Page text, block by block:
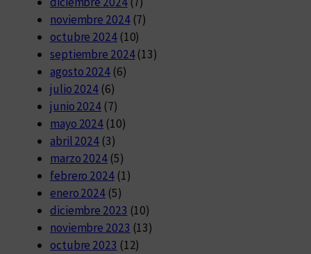
noviembre 2024(7)
octubre 2024(10)
septiembre 2024(13)
agosto 2024(6)
julio 2024 (6)
junio 2024 (7)
mayo 2024 (10)
abril 2024 (3)
marzo 2024 (5)
febrero 2024(1)
enero 2024 (5)
diciembre 2023 (10)
noviembre 2023 (13)
octubre 2023 (12)